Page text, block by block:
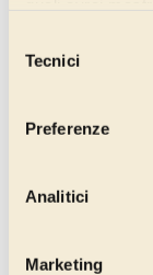
delTecnici
Preferenze
Analitici
Marketing